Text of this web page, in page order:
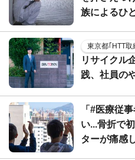
族によるひ
東京都｢HTT取
リサイクル
践、社員の
「#医療従
い...骨折で
ターが痛感